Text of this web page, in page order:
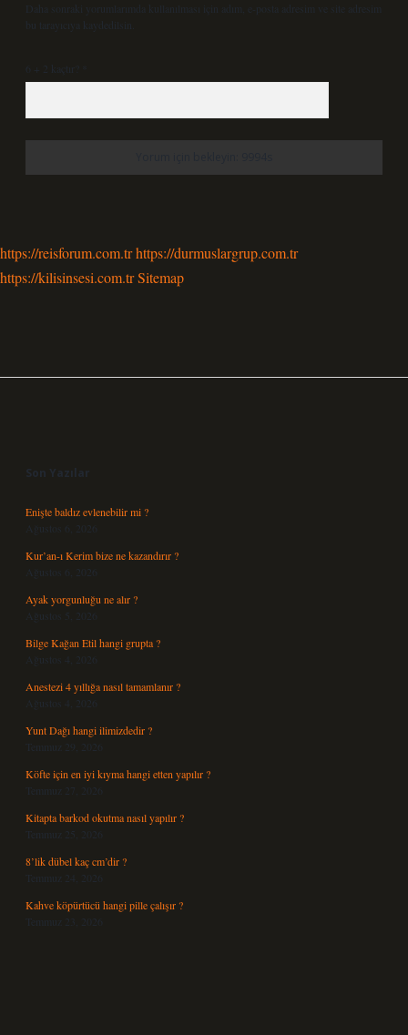
Daha sonraki yorumlarımda kullanılması için adım, e-posta adresim ve site adresim
bu tarayıcıya kaydedilsin.
6 + 2 kaçtır?
https://reisforum.com.trhttps://durmuslargrup.com.tr
https://kilisinsesi.com.trSitemap
Son Yazılar
Enişte baldız evlenebilir mi ?
Ağustos 6, 2026
Kur’an-ı Kerim bize ne kazandırır ?
Ağustos 6, 2026
Ayak yorgunluğu ne alır ?
Ağustos 5, 2026
Bilge Kağan Etil hangi grupta ?
Ağustos 4, 2026
Anestezi 4 yıllığa nasıl tamamlanır ?
Ağustos 4, 2026
Yunt Dağı hangi ilimizdedir ?
Temmuz 29, 2026
Köfte için en iyi kıyma hangi etten yapılır ?
Temmuz 27, 2026
Kitapta barkod okutma nasıl yapılır ?
Temmuz 25, 2026
8’lik dübel kaç cm’dir ?
Temmuz 24, 2026
Kahve köpürtücü hangi pille çalışır ?
Temmuz 23, 2026